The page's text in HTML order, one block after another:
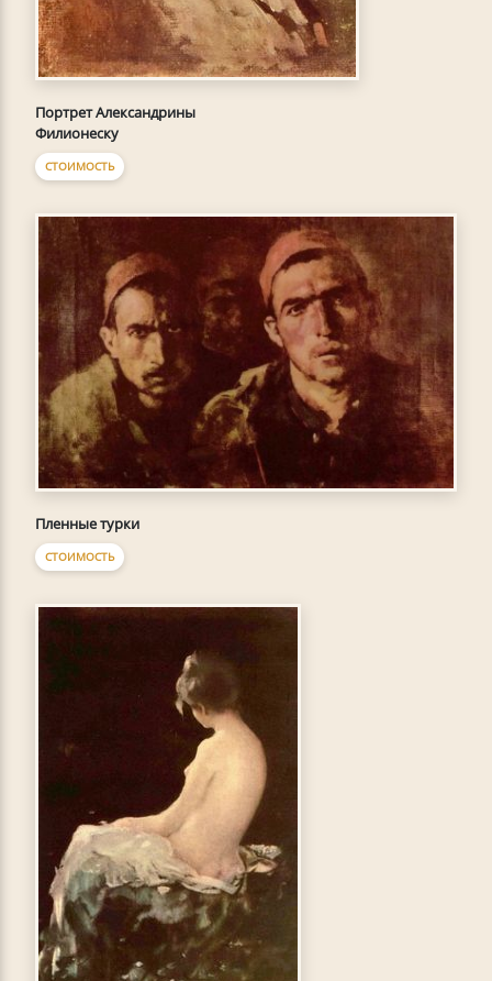
Портрет Александрины
Филионеску
СТОИМОСТЬ
Пленные турки
СТОИМОСТЬ